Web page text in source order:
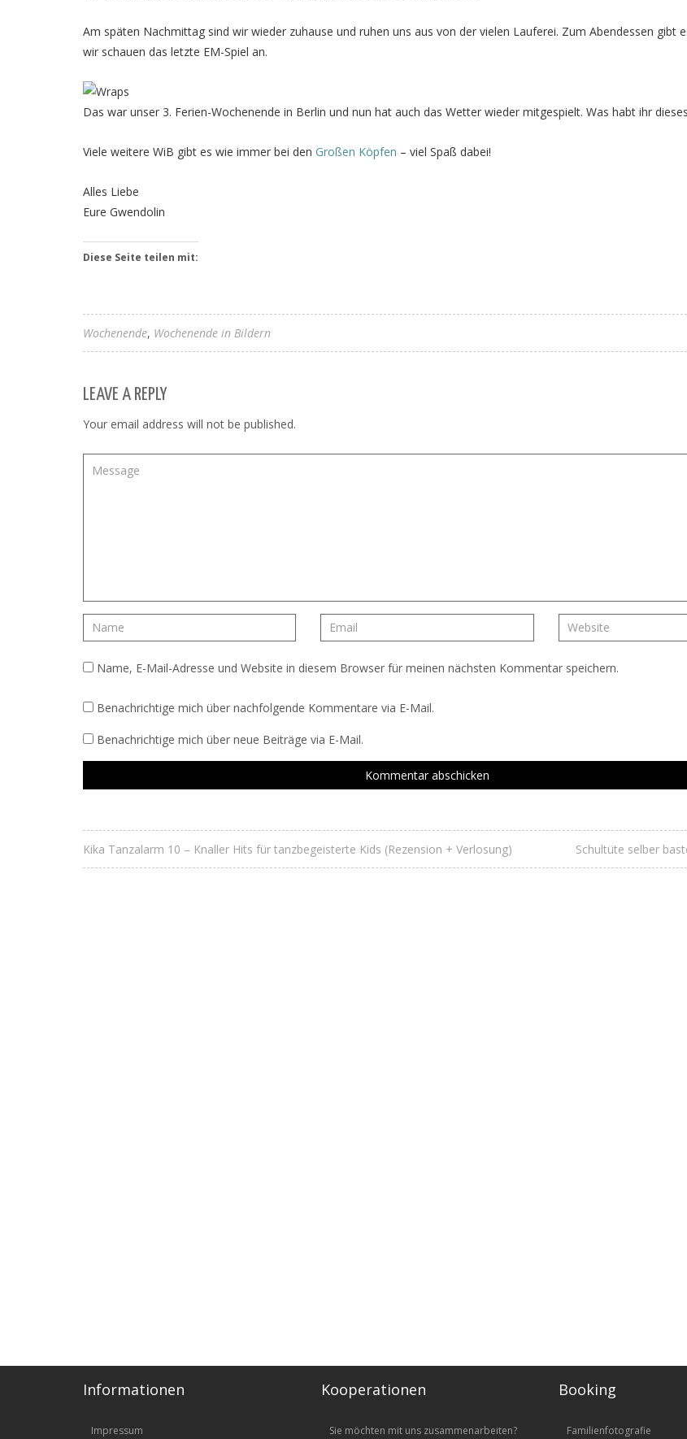
Am späten Nachmittag sind wir wieder zuhause und ruhen uns aus von der vielen Lauferei. Zum Abendessen gibt
wir schauen das letzte EM-Spiel an.
Das war unser 3. Ferien-Wochenende in Berlin und nun hat auch das Wetter wieder mitgespielt. Was habt ihr
Viele weitere WiB gibt es wie immer bei den Großen Köpfen – viel Spaß dabei!
Alles Liebe
Eure Gwendolin
Diese Seite teilen mit:
Wochenende Wochenende in Bildern
LEAVE A REPLY
Your email address will not be published.
Name, E-Mail-Adresse und Website in diesem Browser für meinen nächsten Kommentar speichern.
Benachrichtige mich über nachfolgende Kommentare via E-Mail.
Benachrichtige mich über neue Beiträge via E-Mail.
Kika Tanzalarm 10 – Knaller Hits für tanzbegeisterte Kids (Rezension + Verlosung) Schultüte selber
Informationen
Impressum
Kooperationen
Sie möchten mit uns zusammenarbeiten?
Booking
Familienfotografie